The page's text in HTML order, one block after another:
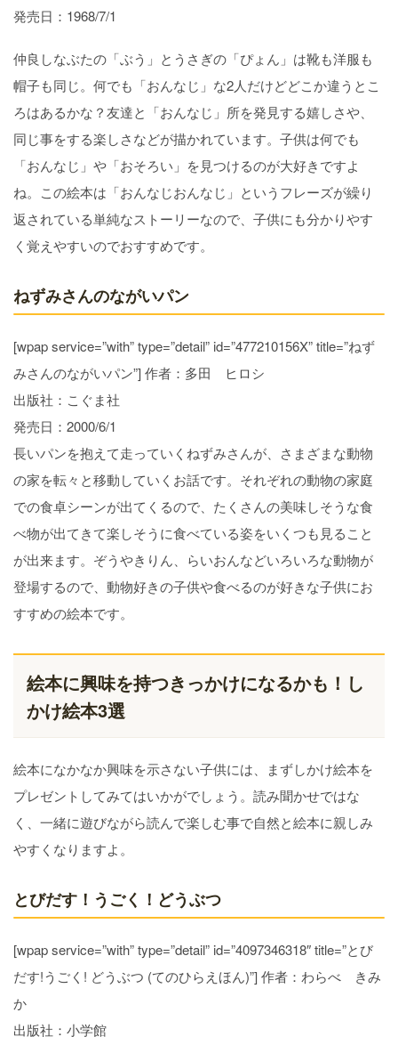
発売日：1968/7/1
仲良しなぶたの「ぶう」とうさぎの「ぴょん」は靴も洋服も
帽子も同じ。何でも「おんなじ」な2人だけどどこか違うとこ
ろはあるかな？友達と「おんなじ」所を発見する嬉しさや、
同じ事をする楽しさなどが描かれています。子供は何でも
「おんなじ」や「おそろい」を見つけるのが大好きですよ
ね。この絵本は「おんなじおんなじ」というフレーズが繰り
返されている単純なストーリーなので、子供にも分かりやす
く覚えやすいのでおすすめです。
ねずみさんのながいパン
[wpap service=”with” type=”detail” id=”477210156X” title=”ねず
みさんのながいパン”] 作者：多田 ヒロシ
出版社：こぐま社
発売日：2000/6/1
長いパンを抱えて走っていくねずみさんが、さまざまな動物
の家を転々と移動していくお話です。それぞれの動物の家庭
での食卓シーンが出てくるので、たくさんの美味しそうな食
べ物が出てきて楽しそうに食べている姿をいくつも見ること
が出来ます。ぞうやきりん、らいおんなどいろいろな動物が
登場するので、動物好きの子供や食べるのが好きな子供にお
すすめの絵本です。
絵本に興味を持つきっかけになるかも！し
かけ絵本3選
絵本になかなか興味を示さない子供には、まずしかけ絵本を
プレゼントしてみてはいかがでしょう。読み聞かせではな
く、一緒に遊びながら読んで楽しむ事で自然と絵本に親しみ
やすくなりますよ。
とびだす！うごく！どうぶつ
[wpap service=”with” type=”detail” id=”4097346318″ title=”とび
だす!うごく! どうぶつ (てのひらえほん)”] 作者：わらべ きみ
か
出版社：小学館